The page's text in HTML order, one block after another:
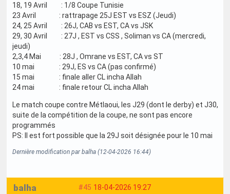
18, 19 Avril : 1/8 Coupe Tunisie
23 Avril : rattrapage 25J EST vs ESZ (Jeudi)
24, 25 Avril : 26J, CAB vs EST, CA vs JSK
29, 30 Avril : 27J , EST vs CSS , Soliman vs CA (mercredi,
jeudi)
2,3,4 Mai : 28J , Omrane vs EST, CA vs ST
10 mai : 29J, ES vs CA (pas confirmé)
15 mai : finale aller CL incha Allah
24 mai : finale retour CL incha Allah
Le match coupe contre Métlaoui, les J29 (dont le derby) et J30,
suite de la compétition de la coupe, ne sont pas encore
programmés
PS: Il est fort possible que la 29J soit désignée pour le 10 mai
Dernière modification par balha (12-04-2026 16:44)
#45 18-04-2026 19:27
balha